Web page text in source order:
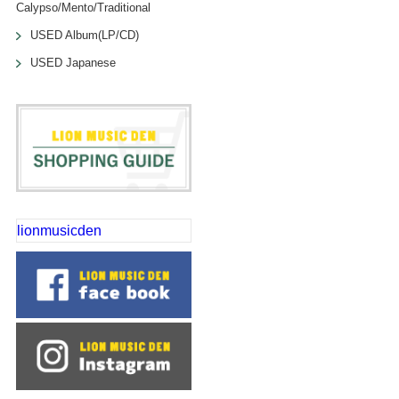
Calypso/Mento/Traditional
USED Album(LP/CD)
USED Japanese
lionmusicden